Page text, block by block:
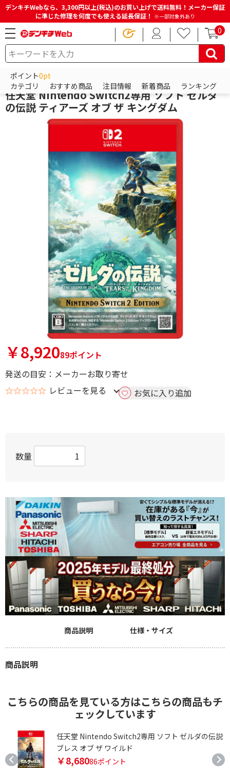
デンキチWebなら、3,300円以上(税込)のお買い上げで送料無料！メーカー保証
に準じた修理を何度でも使える延長保証！ ※一部対象外あり
0
ポイント0pt
カテゴリ
おすすめ商品 注目情報 新着商品 ランキング
HOME 商品一覧ページ ゲーム
Switchソフト（スイッチソフト）
任天堂 Nintendo Switch2専用 ソフト ゼルダ
の伝説 ティアーズ オブ ザ キングダム
￥8,92089ポイント
発送の目安：メーカーお取り寄せ
☆☆☆☆☆ レビューを見る お気に入り追加
数量
商品説明 仕様・サイズ
商品説明
こちらの商品を見ている方はこちらの商品もチ
ェックしています
任天堂 Nintendo Switch2専用 ソフト ゼルダの伝説
ブレス オブ ザ ワイルド
￥8,68086ポイント